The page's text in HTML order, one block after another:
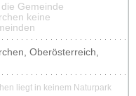
Gemeinde
keine
Oberösterreich,
liegt in keinem Naturpark